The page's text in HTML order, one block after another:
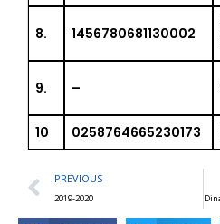
8. 1456780681130002
9. –
10
0258764665230173
Prev
PREVIOUS
2019-2020